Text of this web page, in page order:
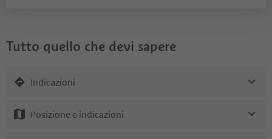
Tutto quello che devi sapere
Indicazioni
Posizione e indicazioni